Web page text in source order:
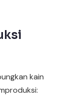
kain